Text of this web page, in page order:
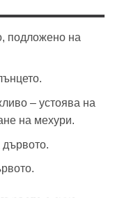
подложено на
– устоява на
на мехури.
дървото.